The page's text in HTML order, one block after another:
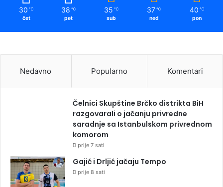
30 ℃
čet
38 ℃
pet
35 ℃
sub
37 ℃
ned
40 ℃
pon
Nedavno Popularno Komentari
Čelnici Skupštine Brčko distrikta BiH
razgovarali o jačanju privredne
saradnje sa Istanbulskom privrednom
komorom
prije 7 sati
Gajić i Drljić jačaju Tempo
prije 8 sati